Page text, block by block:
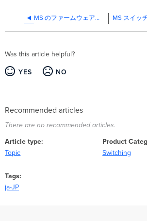
MS のファームウェアアップグレードについて
Was this article helpful?
YES NO
Recommended articles
There are no recommended articles.
Article type
Topic
Product
Switching
Tags
ja-JP